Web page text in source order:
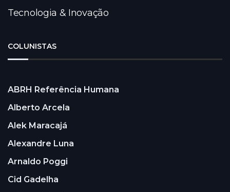
Tecnologia & Inovação
COLUNISTAS
ABRH Referência Humana
Alberto Arcela
Alek Maracajá
Alexandre Luna
Arnaldo Poggi
Cid Gadelha